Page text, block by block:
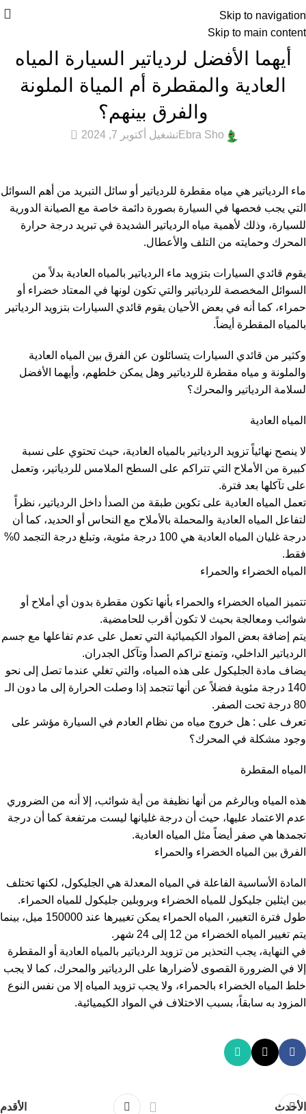
Skip to navigation
Skip to main content
أيهما الأفضل لردياتير السيارة المياه
العادية والمقطرة أم المياة الملونة
والفرق بينهم؟
Ebra Shoتشغيل أكتوبر 7, 2024 0
ماء الردياتير هي مياه مقطرة للردياتير أو سائل التبريد من أهم السوائل
التي يجب فحصها في السيارة بصورة دائمة خاصة مع الصيانة الدورية
للسيارة، وذلك لأهمية مياه الردياتير الشديدة في تبريد درجة حرارة
المحرك وحمايته من التلف والأعطال.
يقوم قائدي السيارات بتزويد ماء الردياتير بالمياه العادية بدلاً من
السوائل المخصصة للردياتير والتي تكون لونها في المعتاد خضراء أو
حمراء، كما أنه في بعض الأحيان يقوم قائدي السيارات بتزويد الردياتير
بالمياه المقطرة أيضاً.
وكثير من قائدي السيارات يتسائلون عن الفرق بين المياه العادية
والملونة و مياه مقطرة للردياتير وهل يمكن خلطهم، وأيهما الأفضل
لسلامة الردياتير والمحرك؟
المياه العادية
لا ينصح نهائياً تزويد الردياتير بالمياه العادية، حيث تحتوي على نسبة
كبيرة من الأملاح التي تتراكم على السطح الملامس للردياتير، وتعمل
على تآكلها بعد فترة.
تعمل المياه العادية على تكوين طبقة من الصدأ داخل الردياتير، نظراً
لتفاعل المياه العادية والمحملة بالأملاح مع النحاس أو الحديد، كما أن
درجة غليان المياه العادية هي 100 درجة مئوية، وتبلغ درجة التجمد 0%
فقط.
المياه الخضراء والحمراء
تتميز المياه الخضراء والحمراء بأنها تكون مقطرة بدون أي أملاح أو
شوائب ومعالجة بحيث لا تكون أقرب للحامضية.
يتم إضافة بعض المواد الكيميائية التي تعمل على عدم تفاعلها مع جسم
الردياتير الداخلي، وتمنع تراكم الصدأ وتآكل الجدران.
يضاف مادة الجليكول على هذه المياه، والتي تغلي عندما تصل إلى نحو
140 درجة مئوية فضلاً عن أنها تتجمد إذا وصلت الحرارة إلى ما دون الـ
80 درجة تحت الصفر.
تعرف على : هل خروج مياه من نظام العادم في السيارة مؤشر على
وجود مشكلة في المحرك؟
المياه المقطرة
هذه المياه وبالرغم من أنها نظيفة من أية شوائب، إلا أنه من الضروري
عدم الاعتماد عليها، حيث أن درجة غليانها ليست مرتفعة كما أن درجة
تجمدها هي صفر أيضاً مثل المياه العادية.
الفرق بين المياه الخضراء والحمراء
المادة الأساسية الفاعلة في المياه المعدلة هي الجليكول، لكنها تختلف
بين ايثلين جليكول للمياه الخضراء وبروبلين جليكول للمياه الحمراء.
طول فترة التغيير، المياه الحمراء يمكن تغييرها عند 150000 ميل، بينما
يتم تغيير المياه الخضراء من 12 إلى 24 شهر.
في النهاية، يجب التحذير من تزويد الردياتير بالمياه العادية أو المقطرة
إلا في الضرورة القصوى لأضرارها على الردياتير والمحرك، كما لا يجب
خلط المياه الخضراء بالحمراء، ولا يجب تزويد المياه إلا من نفس النوع
المزود به سابقاً، بسبب الاختلاف في المواد الكيميائية.
الأحدث الأقدم